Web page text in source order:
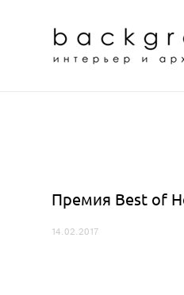
Премия Best of
14.02.2017